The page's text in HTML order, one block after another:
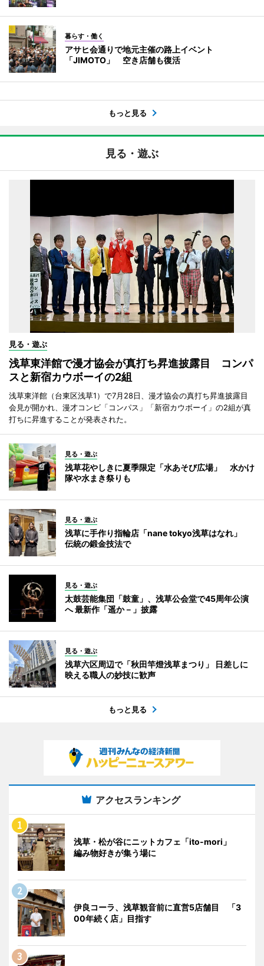
暮らす・働く
アサヒ会通りで地元主催の路上イベント
「JIMOTO」 空き店舗も復活
もっと見る
見る・遊ぶ
見る・遊ぶ
浅草東洋館で漫才協会が真打ち昇進披露目 コンパ
スと新宿カウボーイの2組
浅草東洋館（台東区浅草1）で7月28日、漫才協会の真打ち昇進披露目
会見が開かれ、漫才コンビ「コンパス」「新宿カウボーイ」の2組が真
打ちに昇進することが発表された。
見る・遊ぶ
浅草花やしきに夏季限定「水あそび広場」 水かけ
隊や水まき祭りも
見る・遊ぶ
浅草に手作り指輪店「nane tokyo浅草はなれ」
伝統の鍛金技法で
見る・遊ぶ
太鼓芸能集団「鼓童」、浅草公会堂で45周年公演
へ 最新作「遥か－」披露
見る・遊ぶ
浅草六区周辺で「秋田竿燈浅草まつり」 日差しに
映える職人の妙技に歓声
もっと見る
アクセスランキング
浅草・松が谷にニットカフェ「ito-mori」
編み物好きが集う場に
伊良コーラ、浅草観音前に直営5店舗目 「3
00年続く店」目指す